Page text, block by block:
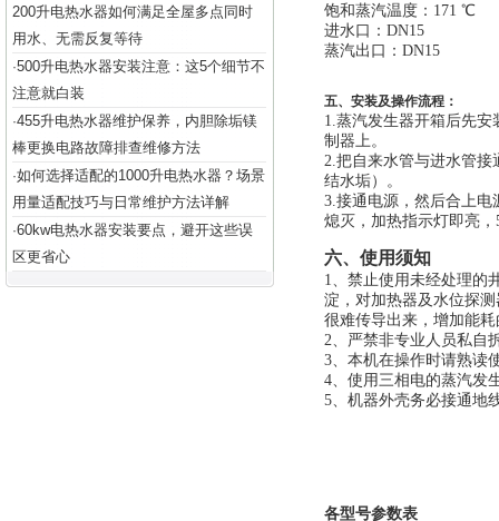
200升电热水器如何满足全屋多点同时
用水、无需反复等待
·500升电热水器安装注意：这5个细节不
注意就白装
·455升电热水器维护保养，内胆除垢镁
棒更换电路故障排查维修方法
·如何选择适配的1000升电热水器？场景
用量适配技巧与日常维护方法详解
·60kw电热水器安装要点，避开这些误
区更省心
饱和蒸汽温度：171 ℃
进水口：DN15
蒸汽出口：DN15
五、安装及操作流程：
1.蒸汽发生器开箱后先安
制器上。
2.把自来水管与进水管接
结水垢）。
3.接通电源，然后合上电
熄灭，加热指示灯即亮
六、使用须知
1、禁止使用未经处理的
淀，对加热器及水位探
很难传导出来，增加能
2、严禁非专业人员私自
3、本机在操作时请熟读
4、使用三相电的蒸汽发
5、机器外壳务必接通地
各型号参数表